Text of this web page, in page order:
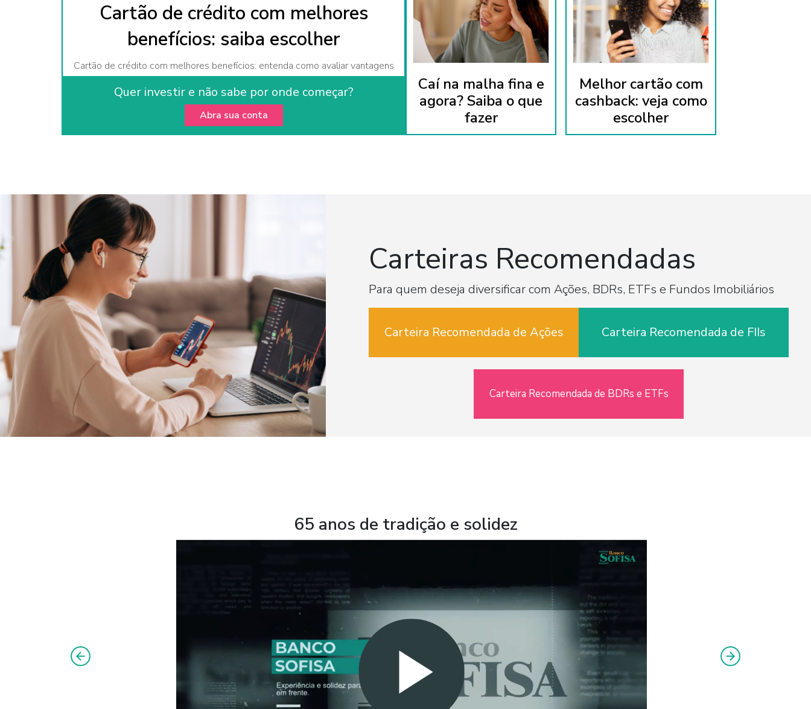
Cartão de crédito com melhores
benefícios: saiba escolher
Cartão de crédito com melhores benefícios: entenda como avaliar vantagens
Direto.
Caí na malha fina e
agora? Saiba o que
fazer
Melhor cartão com
cashback: veja como
escolher
Quer investir e não sabe por onde começar?
Abra sua conta
Carteiras Recomendadas
Para quem deseja diversificar com Ações, BDRs, ETFs e Fundos Imobiliários
Carteira Recomendada de Ações Carteira Recomendada de FIIs
Carteira Recomendada de BDRs e ETFs
65 anos de tradição e solidez